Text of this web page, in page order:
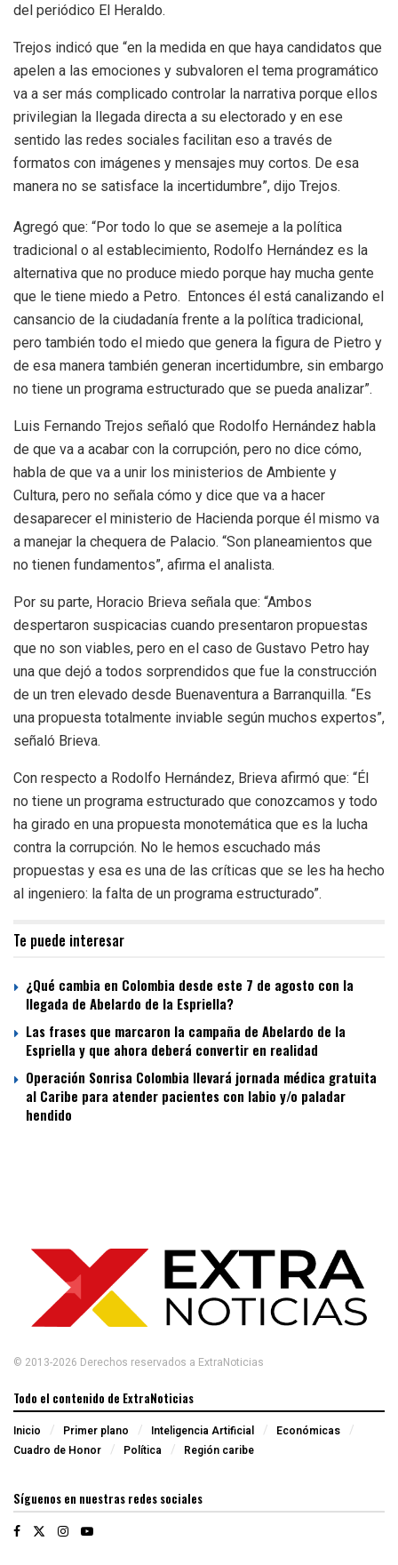
del periódico El Heraldo.
Trejos indicó que “en la medida en que haya candidatos que
apelen a las emociones y subvaloren el tema programático
va a ser más complicado controlar la narrativa porque ellos
privilegian la llegada directa a su electorado y en ese
sentido las redes sociales facilitan eso a través de
formatos con imágenes y mensajes muy cortos. De esa
manera no se satisface la incertidumbre”, dijo Trejos.
Agregó que: “Por todo lo que se asemeje a la política
tradicional o al establecimiento, Rodolfo Hernández es la
alternativa que no produce miedo porque hay mucha gente
que le tiene miedo a Petro. Entonces él está canalizando el
cansancio de la ciudadanía frente a la política tradicional,
pero también todo el miedo que genera la figura de Pietro y
de esa manera también generan incertidumbre, sin embargo
no tiene un programa estructurado que se pueda analizar”.
Luis Fernando Trejos señaló que Rodolfo Hernández habla
de que va a acabar con la corrupción, pero no dice cómo,
habla de que va a unir los ministerios de Ambiente y
Cultura, pero no señala cómo y dice que va a hacer
desaparecer el ministerio de Hacienda porque él mismo va
a manejar la chequera de Palacio. “Son planeamientos que
no tienen fundamentos”, afirma el analista.
Por su parte, Horacio Brieva señala que: “Ambos
despertaron suspicacias cuando presentaron propuestas
que no son viables, pero en el caso de Gustavo Petro hay
una que dejó a todos sorprendidos que fue la construcción
de un tren elevado desde Buenaventura a Barranquilla. “Es
una propuesta totalmente inviable según muchos expertos”,
señaló Brieva.
Con respecto a Rodolfo Hernández, Brieva afirmó que: “Él
no tiene un programa estructurado que conozcamos y todo
ha girado en una propuesta monotemática que es la lucha
contra la corrupción. No le hemos escuchado más
propuestas y esa es una de las críticas que se les ha hecho
al ingeniero: la falta de un programa estructurado”.
Te puede interesar
¿Qué cambia en Colombia desde este 7 de agosto con la
llegada de Abelardo de la Espriella?
Las frases que marcaron la campaña de Abelardo de la
Espriella y que ahora deberá convertir en realidad
Operación Sonrisa Colombia llevará jornada médica gratuita
al Caribe para atender pacientes con labio y/o paladar
hendido
© 2013-2026 Derechos reservados a ExtraNoticias
Todo el contenido de ExtraNoticias
Inicio Primer plano Inteligencia Artificial
Económicas
Cuadro de Honor
Política Región caribe
Síguenos en nuestras redes sociales